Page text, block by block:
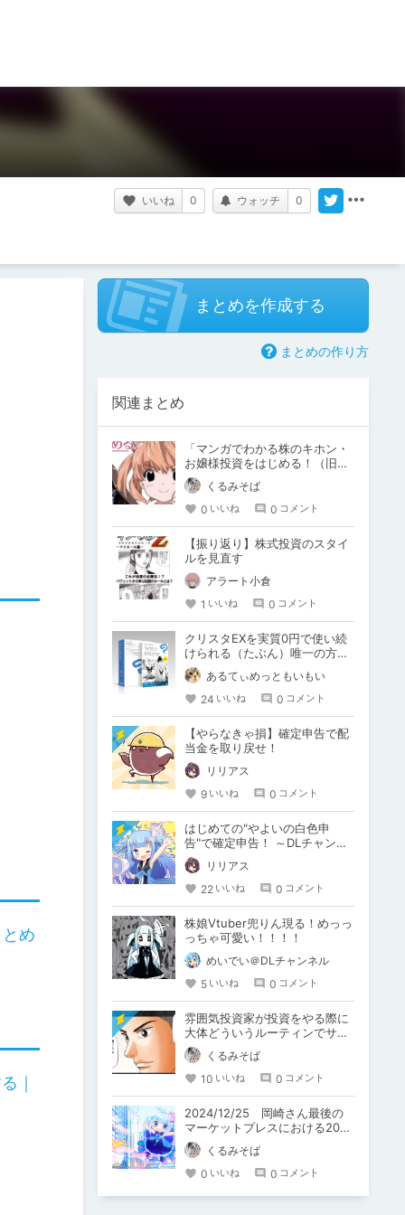
いいね 0 ウォッチ 0
め
｜
まとめを作成する
まとめの作り方
関連まとめ
「マンガでわかる株のキホン・
お嬢様投資をはじめる！（旧サ
クラ姫ネリマ証券）」は投資入
門本の決定版！
くるみそば
0 いいね 0 コメント
【振り返り】株式投資のスタイ
ルを見直す
アラート小倉
1 いいね 0 コメント
クリスタEXを実質0円で使い続
けられる（たぶん）唯一の方法
【絵描き必見】
あるてぃめっともいもい
24 いいね 0 コメント
【やらなきゃ損】確定申告で配
当金を取り戻せ！
リリアス
9 いいね 0 コメント
はじめての"やよいの白色申
告"で確定申告！ ～DLチャンネ
ル・アフィリエイト副業・株式
投資～リリアス
22 いいね 0 コメント
株娘Vtuber兜りん現る！めっっ
っちゃ可愛い！！！！
めいでい＠DLチャンネル
5 いいね 0 コメント
雰囲気投資家が投資をやる際に
大体どういうルーティンでサイ
トをチェックしているか教える
よ！ くるみそば
10 いいね 0 コメント
2024/12/25 岡崎さん最後の
マーケットプレスにおける2025
年の見通し
くるみそば
0 いいね 0 コメント